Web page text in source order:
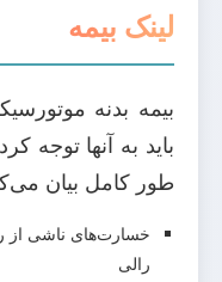
لینک بیمه
بیمه بدنه
باید به آنها توجه
طور کامل بیان
خسارت‌های ناشی از
رالی